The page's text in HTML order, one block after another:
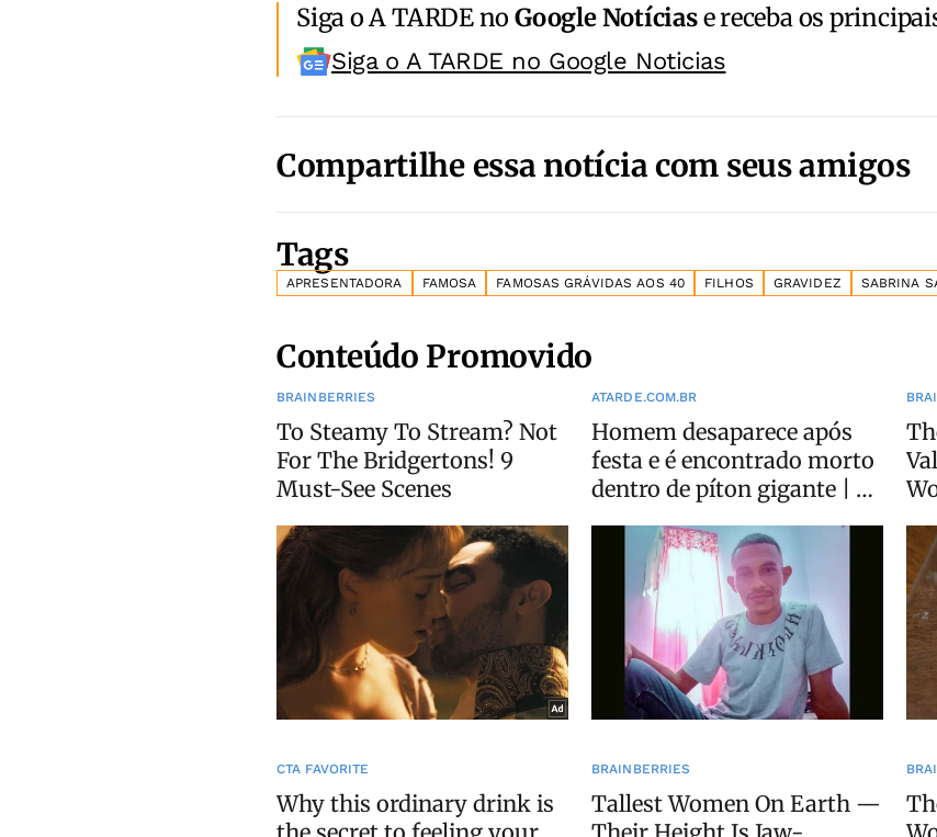
Siga o A TARDE noGoogle Notíciase receba os
Siga o A TARDE no Google Noticias
Compartilhe essa notícia com seus amigos
Tags
APRESENTADORA FAMOSA FAMOSAS GRÁVIDAS AOS 40 FILHOS GRAVIDEZ SABRINA